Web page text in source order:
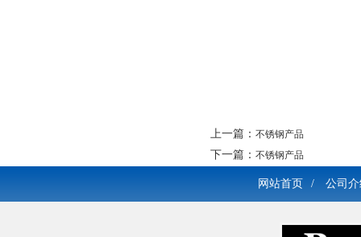
上一篇： 不锈钢产品
下一篇： 不锈钢产品
网站首页 / 公司介